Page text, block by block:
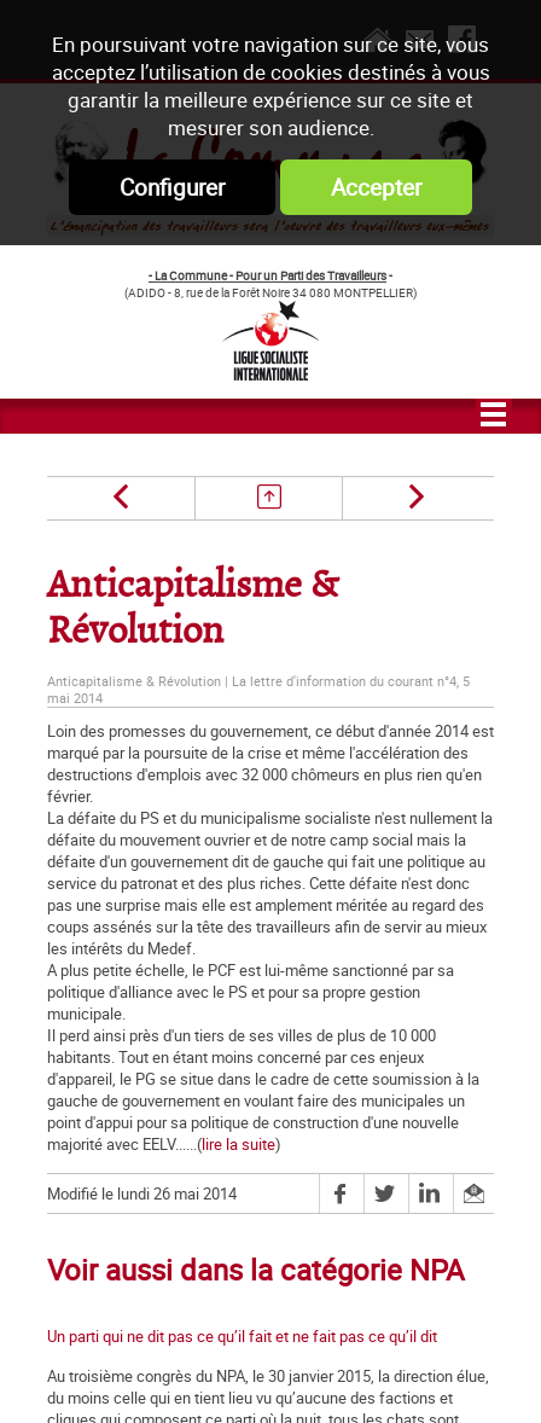
En poursuivant votre navigation sur ce site, vous
acceptez l’utilisation de cookies destinés à vous
garantir la meilleure expérience sur ce site et
mesurer son audience.
Configurer Accepter
- La Commune - Pour un Parti des Travailleurs-
(ADIDO - 8, rue de la Forêt Noire 34 080 MONTPELLIER)
Anticapitalisme &
Révolution
Anticapitalisme & Révolution | La lettre d'information du courant n°4, 5
mai 2014
Loin des promesses du gouvernement, ce début d'année 2014 est
marqué par la poursuite de la crise et même l'accélération des
destructions d'emplois avec 32 000 chômeurs en plus rien qu'en
février.
La défaite du PS et du municipalisme socialiste n'est nullement la
défaite du mouvement ouvrier et de notre camp social mais la
défaite d'un gouvernement dit de gauche qui fait une politique au
service du patronat et des plus riches. Cette défaite n'est donc
pas une surprise mais elle est amplement méritée au regard des
coups assénés sur la tête des travailleurs afin de servir au mieux
les intérêts du Medef.
A plus petite échelle, le PCF est lui-même sanctionné par sa
politique d'alliance avec le PS et pour sa propre gestion
municipale.
Il perd ainsi près d'un tiers de ses villes de plus de 10 000
habitants. Tout en étant moins concerné par ces enjeux
d'appareil, le PG se situe dans le cadre de cette soumission à la
gauche de gouvernement en voulant faire des municipales un
point d'appui pour sa politique de construction d'une nouvelle
majorité avec EELV......(lire la suite)
Modifié le lundi 26 mai 2014
Voir aussi dans la catégorie NPA
Un parti qui ne dit pas ce qu’il fait et ne fait pas ce qu’il dit
Au troisième congrès du NPA, le 30 janvier 2015, la direction élue,
du moins celle qui en tient lieu vu qu’aucune des factions et